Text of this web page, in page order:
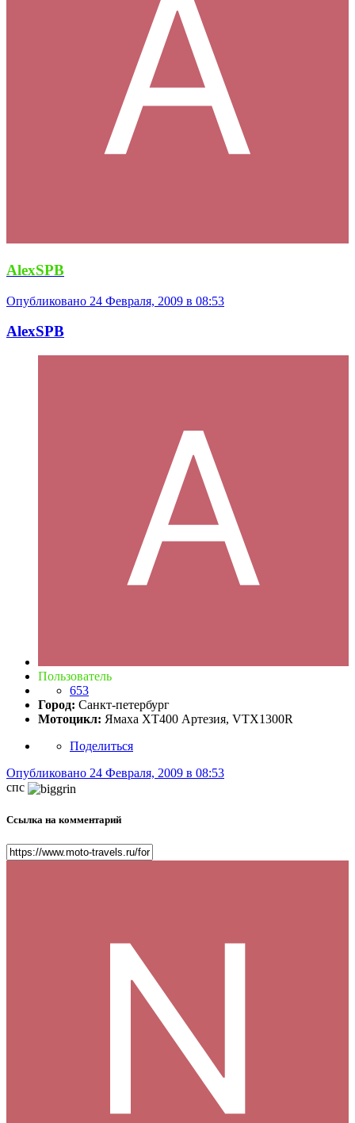
AlexSPB
Опубликовано 24 Февраля, 2009 в 08:53
AlexSPB
Пользователь
653
Город: Санкт-петербург
Мотоцикл: Ямаха ХТ400 Артезия, VTX1300R
Поделиться
Опубликовано 24 Февраля, 2009 в 08:53
спс
Ссылка на комментарий